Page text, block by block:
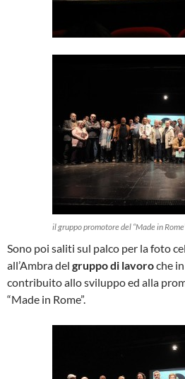
il gruppo promotore del “Made in
Sono poi saliti sul palco per la foto
all’Ambra del gruppo di lavoroche
contribuito allo sviluppo ed alla
“Made in Rome”.